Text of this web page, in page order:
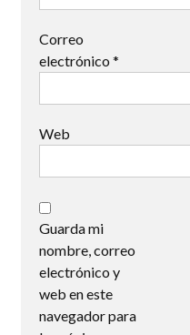
Correo
electrónico *
Web
Guarda mi
nombre, correo
electrónico y
web en este
navegador para